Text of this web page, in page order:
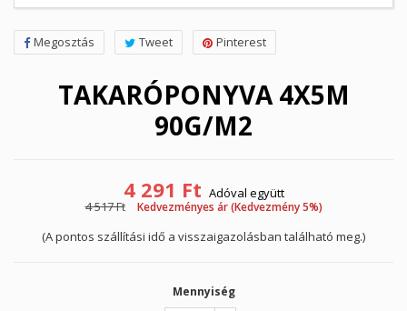
Megosztás Tweet Pinterest
TAKARÓPONYVA 4X5M
90G/M2
4 291 Ft Adóval együtt
4 517 Ft
Kedvezményes ár (Kedvezmény 5%)
(A pontos szállítási idő a visszaigazolásban található meg.)
Mennyiség